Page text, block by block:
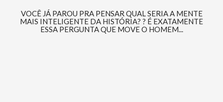
VOCÊ JÁ PAROU PRA PENSAR QUAL SERIA A MENTE
MAIS INTELIGENTE DA HISTÓRIA? ? É EXATAMENTE
ESSA PERGUNTA QUE MOVE O HOMEM...